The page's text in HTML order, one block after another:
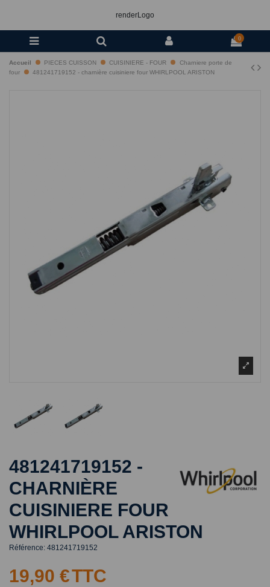
renderLogo
0
Accueil PIECES CUISSON CUISINIERE - FOUR
Charniere porte de
four
481241719152 - charnière cuisiniere four WHIRLPOOL ARISTON
481241719152 -
CHARNIÈRE
CUISINIERE FOUR
WHIRLPOOL ARISTON
Référence: 481241719152
19,90 €TTC